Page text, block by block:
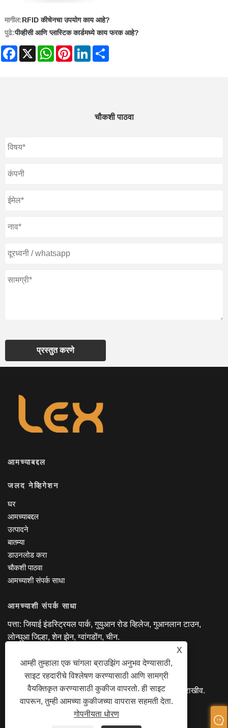
मागील:RFID कीचेनचा उपयोग काय आहे?
पुढे:पीव्हीसी आणि प्लास्टिक कार्डमध्ये काय फरक आहे?
Facebook
X WhatsApp
PinterestLinkedIn
चौकशी पाठवा
प्रस्तुत करणे
X
आम्ही तुम्हाला एक चांगला ब्राउझिंग अनुभव देण्यासाठी,
साइट रहदारीचे विश्लेषण करण्यासाठी आणि सामग्री
वैयक्तिकृत करण्यासाठी कुकीज वापरतो. ही साइट
वापरून, तुम्ही आमच्या कुकीजच्या वापरास सहमती देता.
गोपनीयता धोरण
आमच्याबद्दल
जलद नेव्हिगेशन
घर
आमच्याबद्दल
उत्पादने
बातम्या
डाउनलोड करा
चौकशी पाठवा
आमच्याशी संपर्क साधा
आमच्याशी संपर्क साधा
पत्ता: जियाई इंडस्ट्रियल पार्क, गुयुआन रोड व्हिलेज, गुआनलान टाउन,
लोन्घुआ जिल्हा, शेन झेन, ग्वांगडोंग, चीन.
ईमेल:manager@lexsmartcard.com
कॉपीराइट © 2022 शेन्झेन लेक्स स्मार्ट कं, लि. सर्व हक्क राखीव.